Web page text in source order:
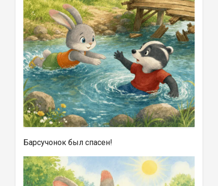
Барсучонок был спасен!